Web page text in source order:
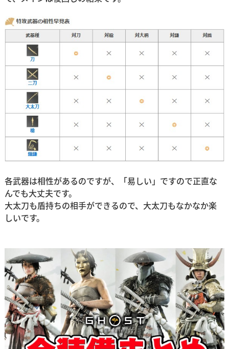
各武器は相性があるのですが、「易しい」ですので正直な
んでも大丈夫です。
大太刀も盾持ちの相手ができるので、大太刀もなかなか楽
しいです。